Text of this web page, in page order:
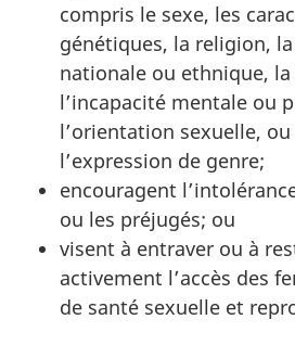
compris le sexe, les
génétiques, la religion,
nationale ou ethnique,
l’incapacité mentale ou
l’orientation sexuelle,
l’expression de genre;
encouragent
ou les préjugés; ou
visent à entraver ou à
activement l’accès des
de santé sexuelle et